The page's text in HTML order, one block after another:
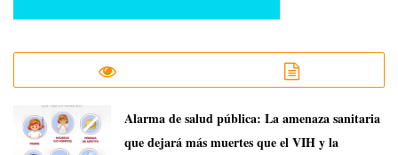
​Alarma de salud pública: La amenaza sanitaria
que dejará más muertes que el VIH y la